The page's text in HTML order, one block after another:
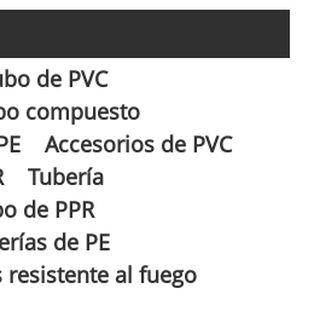
de PVC
compuesto
Accesorios de PVC
Tubería
de PPR
de PE
resistente al fuego